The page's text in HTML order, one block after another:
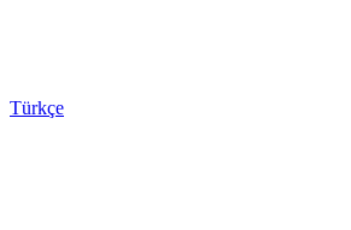
Türkçe